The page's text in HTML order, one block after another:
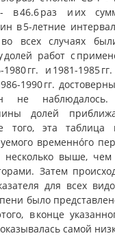
в 46.6 раз и их
в 5-летние
всех случаях
долей работ с
1980 гг. и 1981-1985
1990 гг.
не
долей
того, эта таблица
временнóго
выше, чем
Затем
для всех
было
в конце
самой